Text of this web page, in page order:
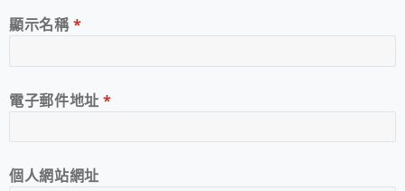
顯示名稱*
電子郵件地址*
個人網站網址